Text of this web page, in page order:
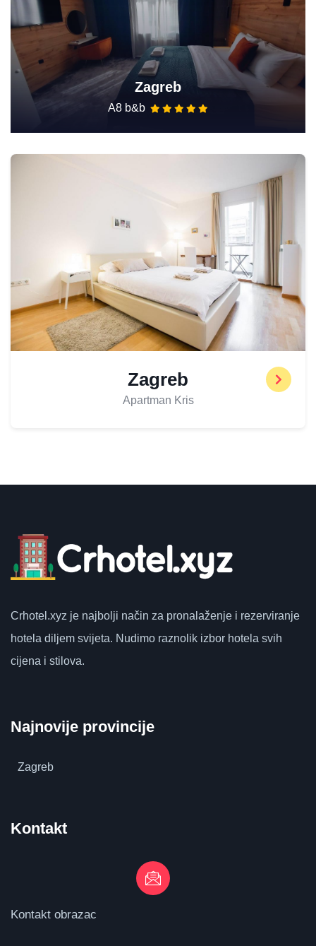
Zagreb
A8 b&b
Zagreb
Apartman Kris
Crhotel.xyz je najbolji način za pronalaženje i rezerviranje
hotela diljem svijeta. Nudimo raznolik izbor hotela svih
cijena i stilova.
Najnovije provincije
Zagreb
Kontakt
Kontakt obrazac